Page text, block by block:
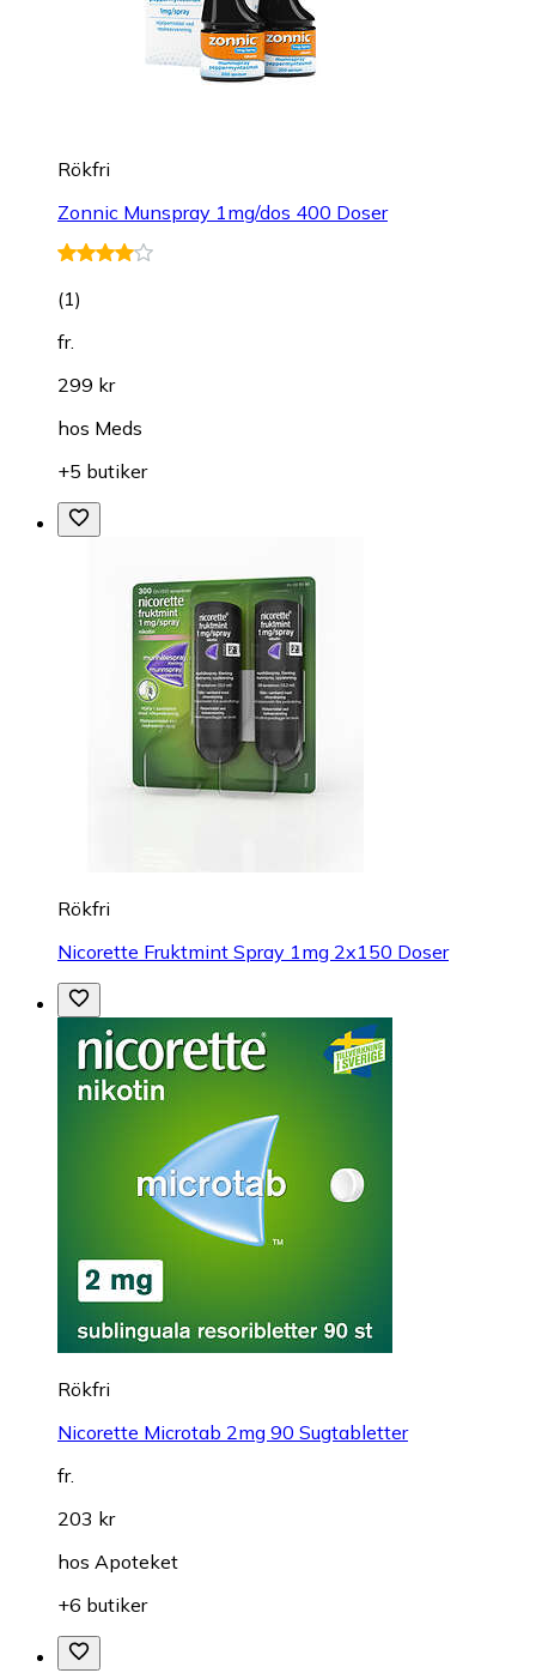
Rökfri
Zonnic Munspray 1mg/dos 400 Doser
(1)
fr.
299 kr
hos Meds
+5 butiker
Rökfri
Nicorette Fruktmint Spray 1mg 2x150 Doser
Rökfri
Nicorette Microtab 2mg 90 Sugtabletter
fr.
203 kr
hos Apoteket
+6 butiker